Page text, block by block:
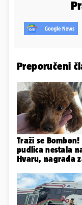
Preporučeni
Traži se Bombon!
pudlica nestala
Hvaru, nagrada